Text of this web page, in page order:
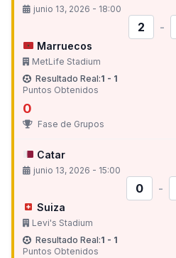
junio 13, 2026 - 18:00
2 -
Marruecos
MetLife Stadium
Resultado Real:1 - 1
Puntos Obtenidos
0
Fase de Grupos
Catar
junio 13, 2026 - 15:00
0 -
Suiza
Levi's Stadium
Resultado Real:1 - 1
Puntos Obtenidos